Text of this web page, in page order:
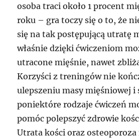
osoba traci około 1 procent
roku – gra toczy się o to, że
się na tak postępującą utratę
właśnie dzięki ćwiczeniom
utracone mięśnie, nawet
Korzyści z treningów nie
ulepszeniu masy mięśniowej i
poniektóre rodzaje ćwiczeń
pomóc polepszyć zdrowie
Utrata kości oraz osteoporoza